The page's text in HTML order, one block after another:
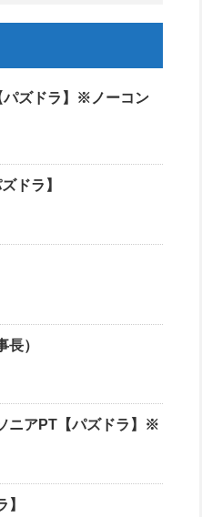
ズドラ】※ノーコン
ドラ】
）
ニアPT【パズドラ】※